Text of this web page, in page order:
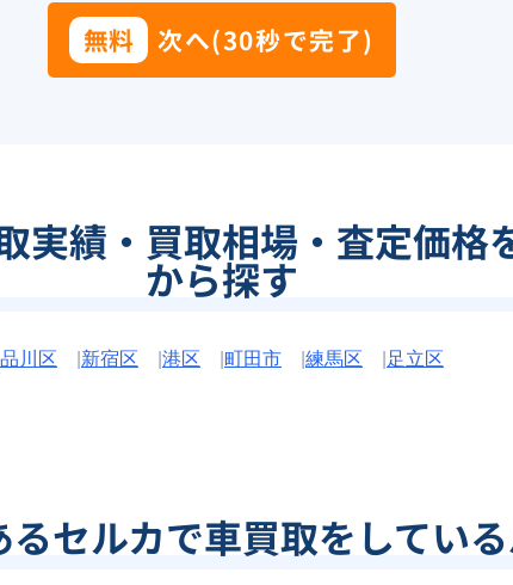
無料 次へ(30秒で完了)
実績・買取相場・査定価格
から探す
品川区 新宿区 港区 町田市 練馬区 足立区
るセルカで車買取をしてい